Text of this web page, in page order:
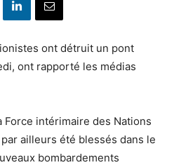
ont détruit un pont
ont rapporté les médias
Force intérimaire des Nations
ailleurs été blessés dans le
bombardements